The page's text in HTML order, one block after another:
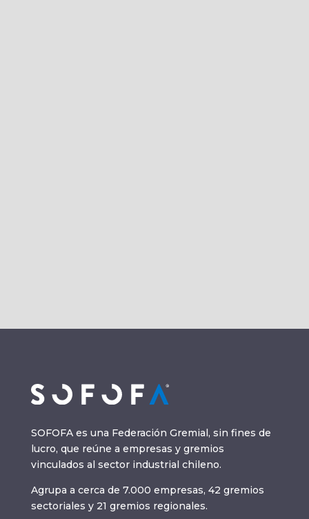
SOFOFA es una Federación Gremial, sin fines de
lucro, que reúne a empresas y gremios
vinculados al sector industrial chileno.
Agrupa a cerca de 7.000 empresas, 42 gremios
sectoriales y 21 gremios regionales.